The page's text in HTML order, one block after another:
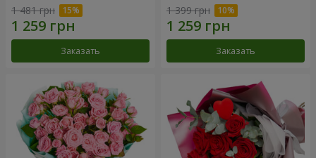
1 481 грн
Заказать
1 399 грн
Заказать